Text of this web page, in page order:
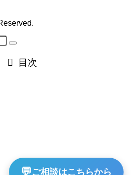
💬ご相談はこちらから
目次